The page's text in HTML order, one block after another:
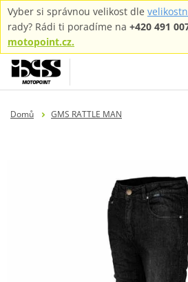
Vyber si správnou velikost dle
rady? Rádi ti poradíme na +420 491
motopoint.cz.
Domů
GMS RATTLE MAN